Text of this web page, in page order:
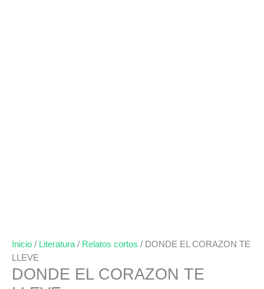
Inicio / Literatura / Relatos cortos / DONDE EL CORAZON TE
LLEVE
DONDE EL CORAZON TE